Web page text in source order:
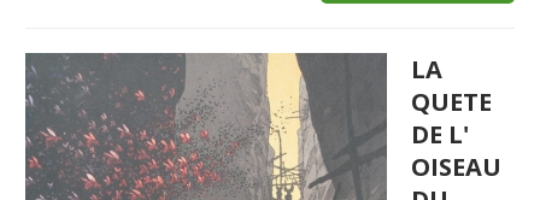
LA
QUETE
DE L'
OISEAU